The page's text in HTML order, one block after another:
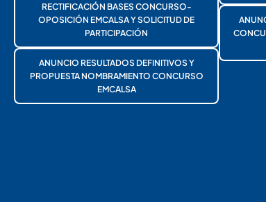
RECTIFICACIÓN BASES CONCURSO-
OPOSICIÓN EMCALSA Y SOLICITUD DE
PARTICIPACIÓN
ANUNCIO RESULTADOS DEFINITIVOS Y
PROPUESTA NOMBRAMIENTO CONCURSO
EMCALSA